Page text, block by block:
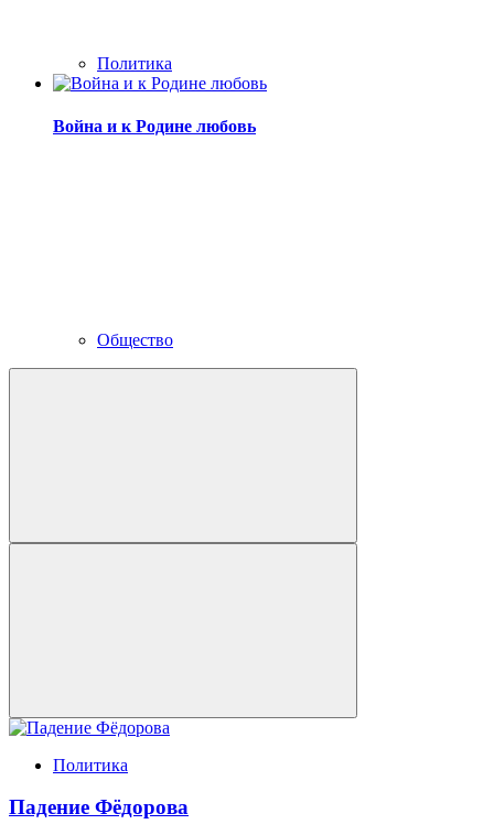
Политика
Война и к Родине любовь
Общество
Политика
Падение Фёдорова